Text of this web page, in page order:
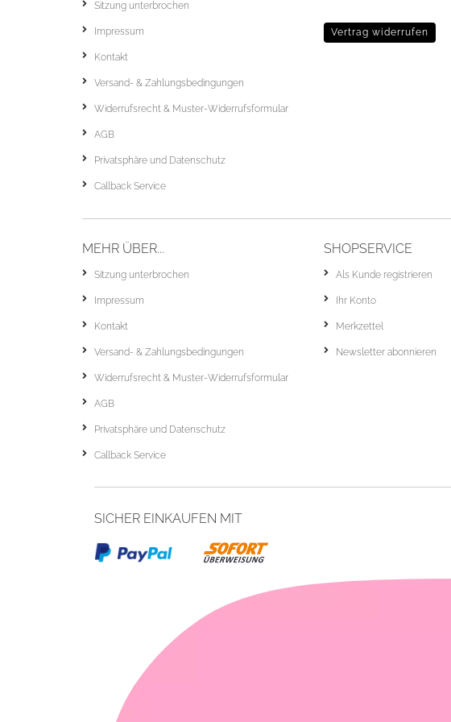
Sitzung unterbrochen
Impressum
Kontakt
Versand- & Zahlungsbedingungen
Widerrufsrecht & Muster-Widerrufsformular
AGB
Privatsphäre und Datenschutz
Callback Service
Vertrag widerrufen
MEHR ÜBER...
Sitzung unterbrochen
Impressum
Kontakt
Versand- & Zahlungsbedingungen
Widerrufsrecht & Muster-Widerrufsformular
AGB
Privatsphäre und Datenschutz
Callback Service
SHOPSERVICE
Als Kunde registrieren
Ihr Konto
Merkzettel
Newsletter abonnieren
SICHER EINKAUFEN MIT